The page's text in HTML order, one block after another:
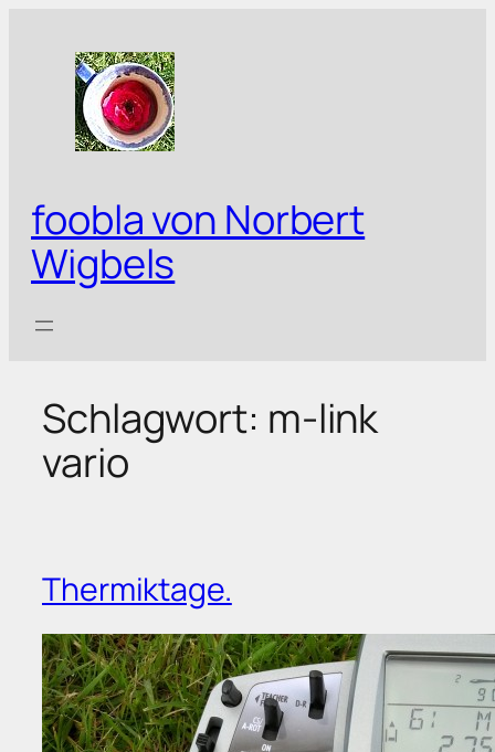
springen
foobla von Norbert
Wigbels
Schlagwort: m-link
vario
Thermiktage.